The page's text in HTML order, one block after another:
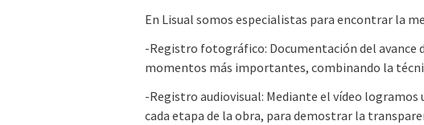
En Lisual somos especialistas para encontrar la
-Registro fotográfico: Documentación del avance
momentos más importantes, combinando la
-Registro audiovisual: Mediante el vídeo
cada etapa de la obra, para demostrar la